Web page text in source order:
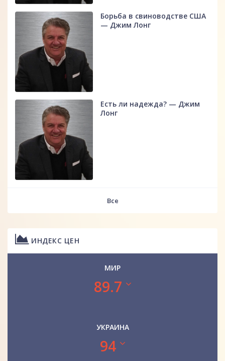
Борьба в свиноводстве США
— Джим Лонг
Есть ли надежда? — Джим
Лонг
Все
ИНДЕКС ЦЕН
МИР
89.7
УКРАИНА
94